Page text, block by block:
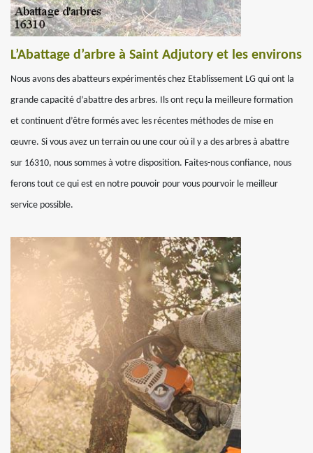
L’Abattage d’arbre à Saint Adjutory et les environs
Nous avons des abatteurs expérimentés chez Etablissement LG qui ont la
grande capacité d’abattre des arbres. Ils ont reçu la meilleure formation
et continuent d’être formés avec les récentes méthodes de mise en
œuvre. Si vous avez un terrain ou une cour où il y a des arbres à abattre
sur 16310, nous sommes à votre disposition. Faites-nous confiance, nous
ferons tout ce qui est en notre pouvoir pour vous pourvoir le meilleur
service possible.